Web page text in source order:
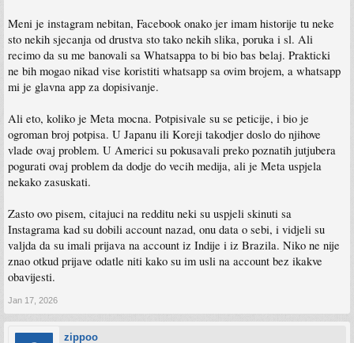
Meni je instagram nebitan, Facebook onako jer imam historije tu neke
sto nekih sjecanja od drustva sto tako nekih slika, poruka i sl. Ali
recimo da su me banovali sa Whatsappa to bi bio bas belaj. Prakticki
ne bih mogao nikad vise koristiti whatsapp sa ovim brojem, a whatsapp
mi je glavna app za dopisivanje.
Ali eto, koliko je Meta mocna. Potpisivale su se peticije, i bio je
ogroman broj potpisa. U Japanu ili Koreji takodjer doslo do njihove
vlade ovaj problem. U Americi su pokusavali preko poznatih jutjubera
pogurati ovaj problem da dodje do vecih medija, ali je Meta uspjela
nekako zasuskati.
Zasto ovo pisem, citajuci na redditu neki su uspjeli skinuti sa
Instagrama kad su dobili account nazad, onu data o sebi, i vidjeli su
valjda da su imali prijava na account iz Indije i iz Brazila. Niko ne nije
znao otkud prijave odatle niti kako su im usli na account bez ikakve
obavijesti.
Jan 17, 2026
zippoo